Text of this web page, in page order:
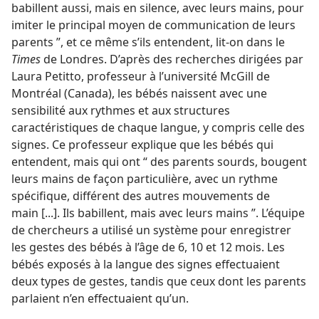
babillent aussi, mais en silence, avec leurs mains, pour
imiter le principal moyen de communication de leurs
parents ”, et ce même s’ils entendent, lit-​on dans le
Timesde Londres. D’après des recherches dirigées par
Laura Petitto, professeur à l’université McGill de
Montréal (Canada), les bébés naissent avec une
sensibilité aux rythmes et aux structures
caractéristiques de chaque langue, y compris celle des
signes. Ce professeur explique que les bébés qui
entendent, mais qui ont “ des parents sourds, bougent
leurs mains de façon particulière, avec un rythme
spécifique, différent des autres mouvements de
main [...]. Ils babillent, mais avec leurs mains ”. L’équipe
de chercheurs a utilisé un système pour enregistrer
les gestes des bébés à l’âge de 6, 10 et 12 mois. Les
bébés exposés à la langue des signes effectuaient
deux types de gestes, tandis que ceux dont les parents
parlaient n’en effectuaient qu’un.